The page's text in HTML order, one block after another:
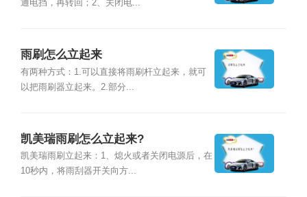
通电挡，再转回；2、关闭电...
雨刷怎么立起来
有两种方式：1.可以直接将雨刷杆立起来，就可
以把雨刷器立起来。2.部分...
凯美瑞雨刷怎么立起来?
凯美瑞雨刷立起来：1、熄火或者关闭电源后，在
10秒内，将雨刮器开关向方...